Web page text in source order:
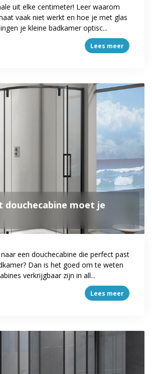
uit elke centimeter! Leer waarom
vaak niet werkt en hoe je met glas
je kleine badkamer optisc...
Lees meer
douchecabine moet je
een douchecabine die perfect past
Dan is het goed om te weten
verkrijgbaar zijn in all...
Lees meer